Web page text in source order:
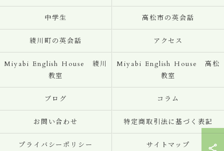
中学生 高松市の英会話
綾川町の英会話 アクセス
Miyabi English House 綾川
教室
Miyabi English House 高松
教室
ブログ コラム
お問い合わせ 特定商取引法に基づく表記
プライバシーポリシー サイトマップ